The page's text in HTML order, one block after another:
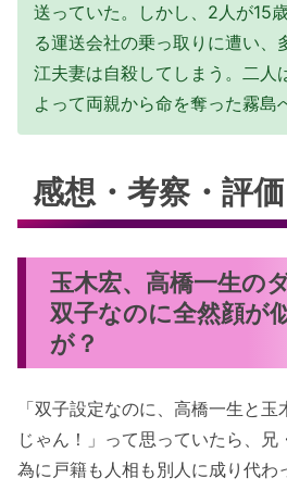
送っていた。しかし、2人が15
る運送会社の乗っ取りに遭い、
江夫妻は自殺してしまう。二人
よって両親から命を奪った霧島
感想・考察・評価
玉木宏、高橋一生の
双子なのに全然顔が
が？
「双子設定なのに、高橋一生と
じゃん！」って思っていたら、兄
為に戸籍も人相も別人に成り代わ